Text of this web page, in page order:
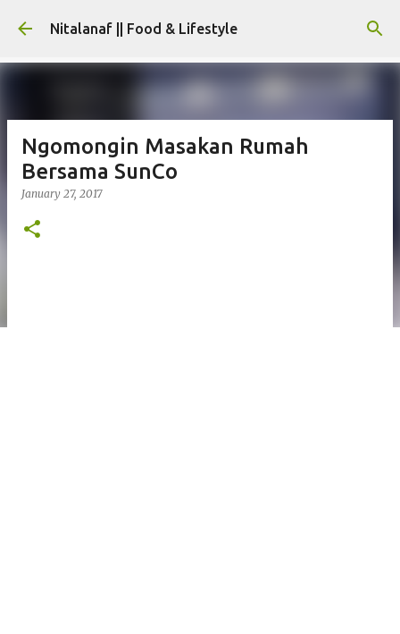
Skip to main content
Nitalanaf || Food & Lifestyle
Ngomongin Masakan Rumah
Bersama SunCo
January 27, 2017